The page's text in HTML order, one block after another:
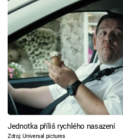
Jednotka příliš rychlého nasazení
Zdroj: Universal pictures